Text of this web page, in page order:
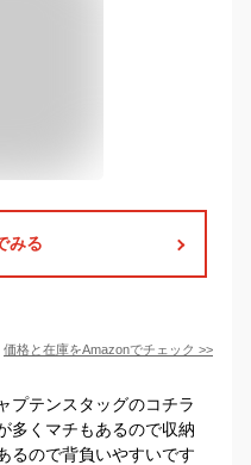
みる
価格と在庫をAmazonでチェック >>
プテンスタッグのコチラ
多くマチもあるので収納
るので背負いやすいです